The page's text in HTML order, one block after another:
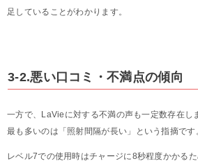
足していることがわかります。
3-2.悪い口コミ・不満点の傾向
一方で、LaVieに対する不満の声も一定数存在し
最も多いのは「照射間隔が長い」という指摘です
レベル7での使用時はチャージに8秒程度かかる